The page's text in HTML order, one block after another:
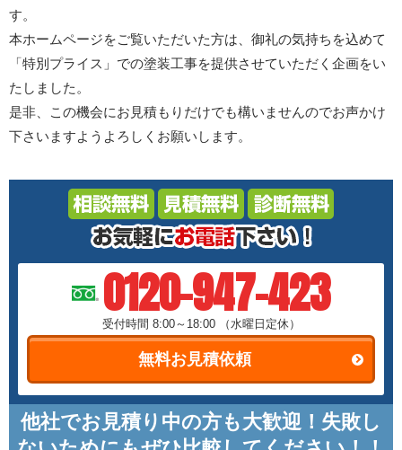
す。
本ホームページをご覧いただいた方は、御礼の気持ちを込めて
「特別プライス」での塗装工事を提供させていただく企画をい
たしました。
是非、この機会にお見積もりだけでも構いませんのでお声かけ
下さいますようよろしくお願いします。
0120-947-423
受付時間 8:00～18:00 （水曜日定休）
無料お見積依頼
他社でお見積り中の方も大歓迎！失敗し